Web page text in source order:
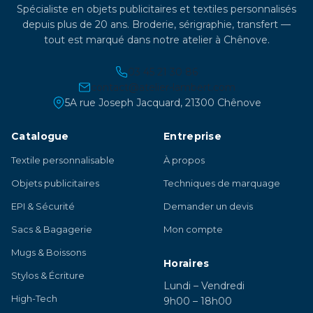
Spécialiste en objets publicitaires et textiles personnalisés
depuis plus de 20 ans. Broderie, sérigraphie, transfert —
tout est marqué dans notre atelier à Chênove.
03 45 21 30 86
contact@atelier-lambert.com
5A rue Joseph Jacquard, 21300 Chênove
Catalogue
Textile personnalisable
Objets publicitaires
EPI & Sécurité
Sacs & Bagagerie
Mugs & Boissons
Stylos & Écriture
High-Tech
Entreprise
À propos
Techniques de marquage
Demander un devis
Mon compte
Horaires
Lundi – Vendredi
9h00 – 18h00